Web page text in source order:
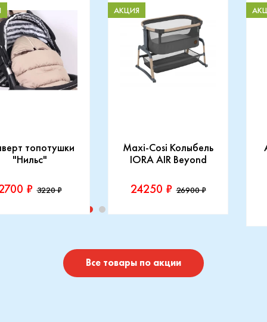
топотушки
"Нильс"
₽ 3220 ₽
Maxi-Cosi Колыбель
IORA AIR Beyond
АКЦИЯ
24250 ₽ 26900 ₽
Производитель::
Купить
Все товары по акции